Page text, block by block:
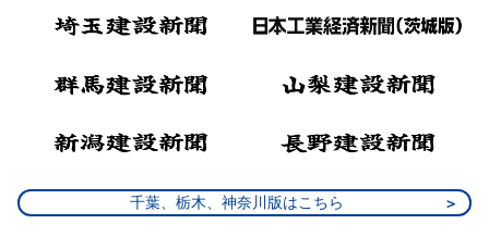
千葉、栃木、神奈川版はこちら